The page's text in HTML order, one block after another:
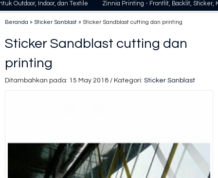
Indoor, dan Textile Zinnia Printing - Frontlit, Backlit, Sticker, Kain,
Beranda » Sticker Sanblast » Sticker Sandblast cutting dan printing
Sticker Sandblast cutting dan
printing
Ditambahkan pada: 15 May 2018 / Kategori: Sticker Sanblast